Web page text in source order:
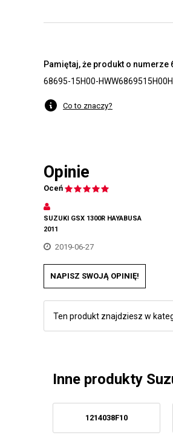
Pamiętaj, że produkt o numerze
68695-15H00-HWW
Co to znaczy?
Opinie
Oceń
SUZUKI GSX 1300R HAYABUSA
2011
2019-06-27
NAPISZ SWOJĄ OPINIĘ!
Ten produkt znajdziesz w
Inne produkty
1214038F10